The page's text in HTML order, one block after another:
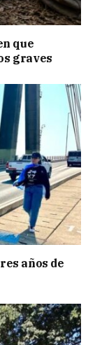
que
graves
años de